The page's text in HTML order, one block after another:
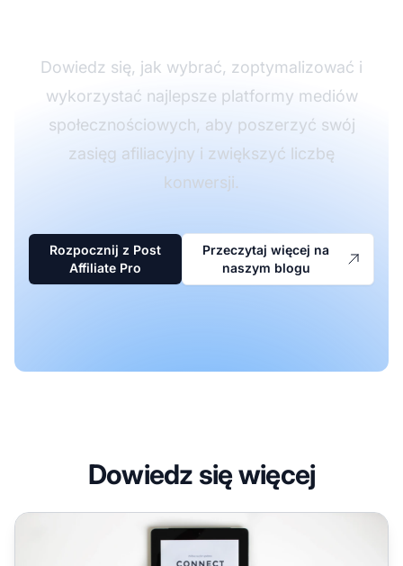
Dowiedz się, jak wybrać, zoptymalizować i
wykorzystać najlepsze platformy mediów
społecznościowych, aby poszerzyć swój
zasięg afiliacyjny i zwiększyć liczbę
konwersji.
Rozpocznij z Post
Affiliate Pro
Przeczytaj więcej na
naszym blogu
Dowiedz się więcej
Jak wykorzystać media społecznościowe w marketingu